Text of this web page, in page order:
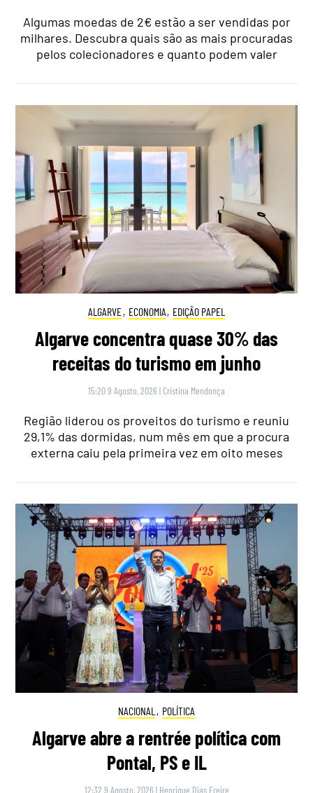
Algumas moedas de 2€ estão a ser vendidas por
milhares. Descubra quais são as mais procuradas
pelos colecionadores e quanto podem valer
ALGARVE, ECONOMIA, EDIÇÃO PAPEL
Algarve concentra quase 30% das
receitas do turismo em junho
15:20 9 Agosto, 2026 | Cristina Mendonça
Região liderou os proveitos do turismo e reuniu
29,1% das dormidas, num mês em que a procura
externa caiu pela primeira vez em oito meses
NACIONAL , POLÍTICA
Algarve abre a rentrée política com
Pontal, PS e IL
12:32 9 Agosto, 2026 | Henrique Dias Freire